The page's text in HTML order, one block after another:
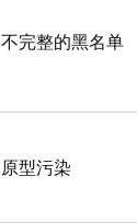
不完整的黑名单
原型污染